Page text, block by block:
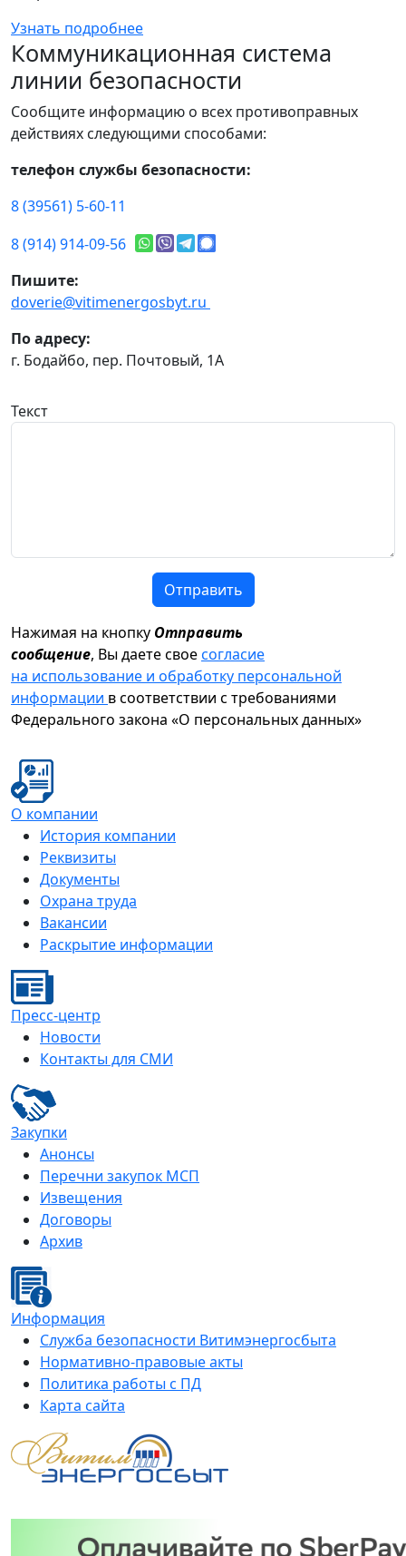
Узнать подробнее
Коммуникационная система
линии безопасности
Сообщите информацию о всех противоправных
действиях следующими способами:
телефон службы безопасности:
8 (39561) 5-60-11
8 (914) 914-09-56
Пишите:
doverie@vitimenergosbyt.ru
По адресу:
г. Бодайбо, пер. Почтовый, 1А
Текст
Отправить
Нажимая на кнопку Отправить
сообщение, Вы даете своесогласие
на использование и обработку персональной
информации в соответствии с требованиями
Федерального закона «О персональных данных»
О компании
История компании
Реквизиты
Документы
Охрана труда
Вакансии
Раскрытие информации
Пресс-центр
Новости
Контакты для СМИ
Закупки
Анонсы
Перечни закупок МСП
Извещения
Договоры
Архив
Информация
Служба безопасности Витимэнергосбыта
Нормативно-правовые акты
Политика работы с ПД
Карта сайта